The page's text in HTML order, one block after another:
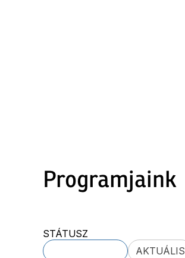
Programjaink
STÁTUSZ
AKTUÁLIS